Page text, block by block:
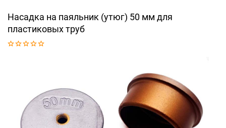
Насадка на паяльник (утюг) 50 мм для
пластиковых труб